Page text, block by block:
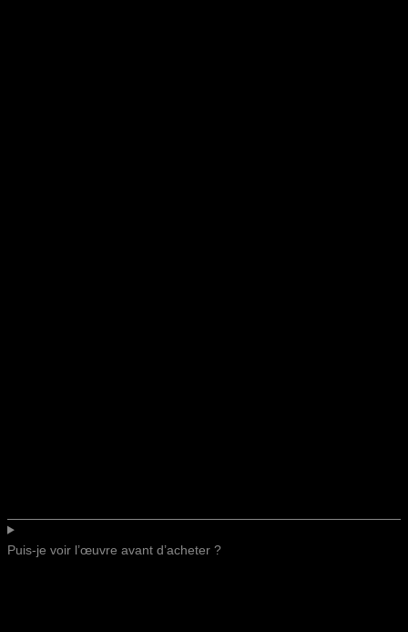
Puis-je voir l’œuvre avant d’acheter ?